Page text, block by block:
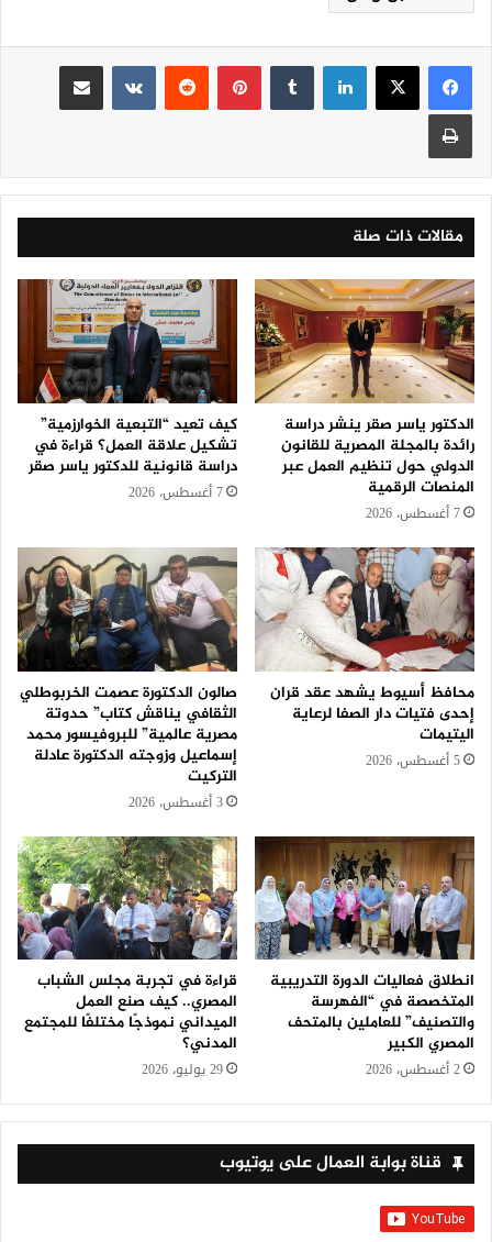
لينكدإن بينتيريست
مقالات ذات صلة
الدكتور ياسر صقر ينشر دراسة
رائدة بالمجلة المصرية للقانون
الدولي حول تنظيم العمل عبر
المنصات الرقمية
7 أغسطس، 2026
كيف تعيد “التبعية الخوارزمية”
تشكيل علاقة العمل؟ قراءة في
دراسة قانونية للدكتور ياسر صقر
7 أغسطس، 2026
محافظ أسيوط يشهد عقد قران
إحدى فتيات دار الصفا لرعاية
اليتيمات
5 أغسطس، 2026
صالون الدكتورة عصمت الخربوطلي
الثقافي يناقش كتاب” حدوتة
مصرية عالمية” للبروفيسور محمد
إسماعيل وزوجته الدكتورة عادلة
التركيت
3 أغسطس، 2026
انطلاق فعاليات الدورة التدريبية
المتخصصة في “الفهرسة
والتصنيف” للعاملين بالمتحف
المصري الكبير
2 أغسطس، 2026
قراءة في تجربة مجلس الشباب
المصري.. كيف صنع العمل
الميداني نموذجًا مختلفًا للمجتمع
المدني؟
29 يوليو، 2026
قناة بوابة العمال على يوتيوب